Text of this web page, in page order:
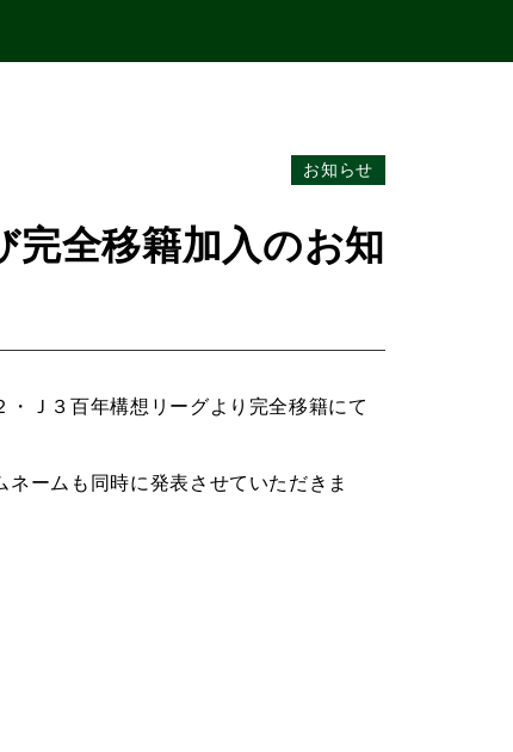
お知らせ
完全移籍加入のお知
Ｊ３百年構想リーグより完全移籍にて
ームも同時に発表させていただきま